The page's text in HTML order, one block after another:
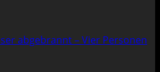
abgebrannt – Vier Personen